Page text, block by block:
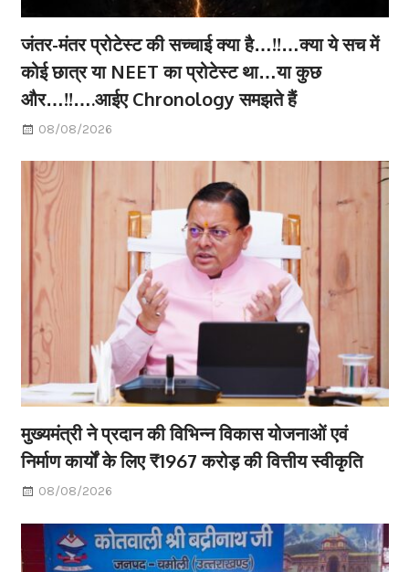
जंतर-मंतर प्रोटेस्ट की सच्चाई क्या है…!!…क्या ये सच में
कोई छात्र या NEET का प्रोटेस्ट था…या कुछ
और…!!….आईए Chronology समझते हैं
08/08/2026
मुख्यमंत्री ने प्रदान की विभिन्न विकास योजनाओं एवं
निर्माण कार्यों के लिए ₹1967 करोड़ की वित्तीय स्वीकृति
08/08/2026